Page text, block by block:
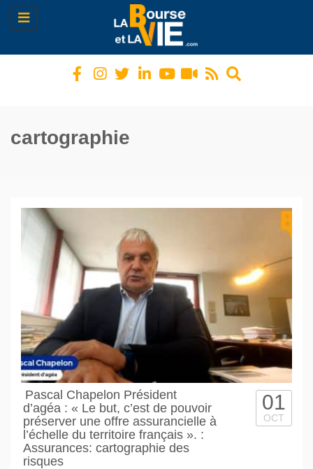
Toggle
navigation
cartographie
Pascal Chapelon Président
d’agéa : « Le but, c’est de pouvoir
préserver une offre assurancielle à
l’échelle du territoire français ». :
Assurances: cartographie des
risques
01
OCT